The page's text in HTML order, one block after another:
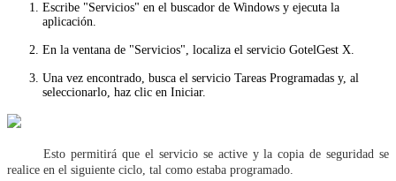
Escribe "Servicios" en el buscador de Windows y ejecuta la
aplicación.
En la ventana de "Servicios", localiza el servicio GotelGest X.
Una vez encontrado, busca el servicio Tareas Programadas y, al
seleccionarlo, haz clic en Iniciar.
Esto permitirá que el servicio se active y la copia de seguridad se
realice en el siguiente ciclo, tal como estaba programado.